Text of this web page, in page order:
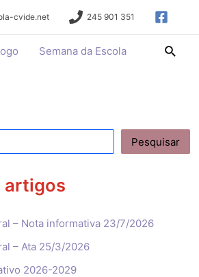
cvide.net 245 901 351
Semana da Escola
Pesquisar
artigos
– Nota informativa 23/7/2026
– Ata 25/3/2026
2026-2029